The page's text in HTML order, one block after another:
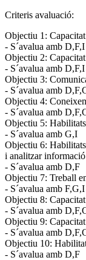
Criteris avaluació:
Objectiu 1:
- S´avalua amb D,F,I
Objectiu 2:
- S´avalua amb D,F,I
Objectiu 3:
- S´avalua amb
Objectiu 4:
- S´avalua amb
Objectiu 5:
- S´avalua amb G,I
Objectiu 6:
i analitzar
- S´avalua amb D,F
Objectiu 7: Treball
- S´avalua amb F,G,I
Objectiu 8:
- S´avalua amb
Objectiu 9:
- S´avalua amb
Objectiu 10:
- S´avalua amb D,F